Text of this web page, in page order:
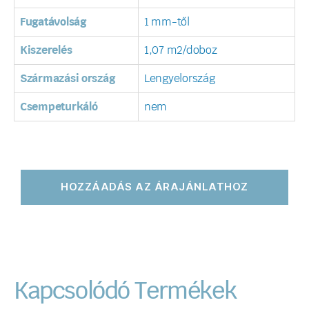
Fugatávolság 1 mm-től
Kiszerelés 1,07 m2/doboz
Származási ország Lengyelország
Csempeturkáló nem
HOZZÁADÁS AZ ÁRAJÁNLATHOZ
Kapcsolódó Termékek